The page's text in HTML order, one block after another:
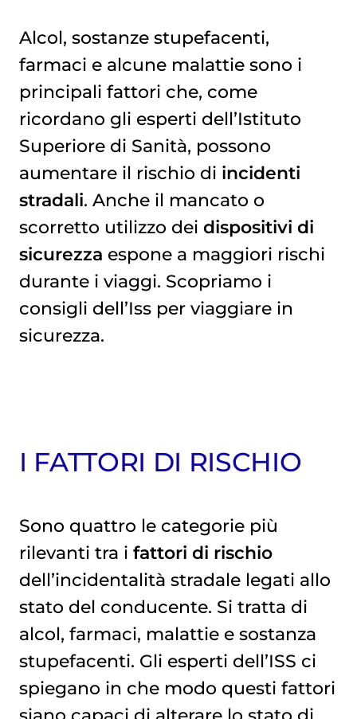
Alcol, sostanze stupefacenti,
farmaci e alcune malattie sono i
principali fattori che, come
ricordano gli esperti dell’Istituto
Superiore di Sanità, possono
aumentare il rischio di incidenti
stradali. Anche il mancato o
scorretto utilizzo dei dispositivi di
sicurezza espone a maggiori rischi
durante i viaggi. Scopriamo i
consigli dell’Iss per viaggiare in
sicurezza.
I FATTORI DI RISCHIO
Sono quattro le categorie più
rilevanti tra i fattori di rischio
dell’incidentalità stradale legati allo
stato del conducente. Si tratta di
alcol, farmaci, malattie e sostanza
stupefacenti. Gli esperti dell’ISS ci
spiegano in che modo questi fattori